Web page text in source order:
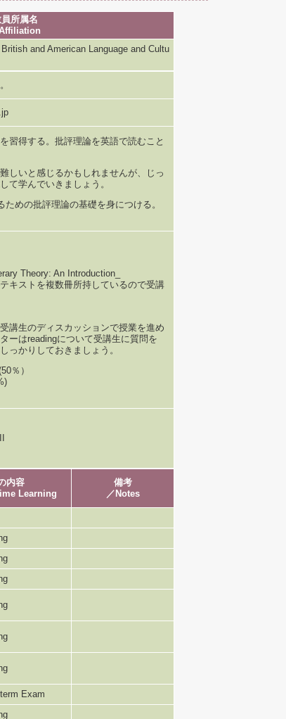
所属名
and American Language and Cultu
習得する。批評理論を英語で読むこと
しいと感じるかもしれませんが、じっ
て学んでいきましょう。
ための批評理論の基礎を身につける。
Theory: An Introduction_
キストを複数冊所持しているので受講
講生のディスカッションで授業を進め
ーはreadingについて受講生に質問を
っかりしておきましょう。
％）
内容
Learning
備考
／Notes
Exam